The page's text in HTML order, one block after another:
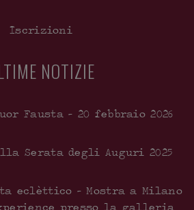
Iscrizioni
NOTIZIE
Fausta – 20 febbraio 2026
Serata degli Auguri 2025
eclèttico – Mostra a Milano